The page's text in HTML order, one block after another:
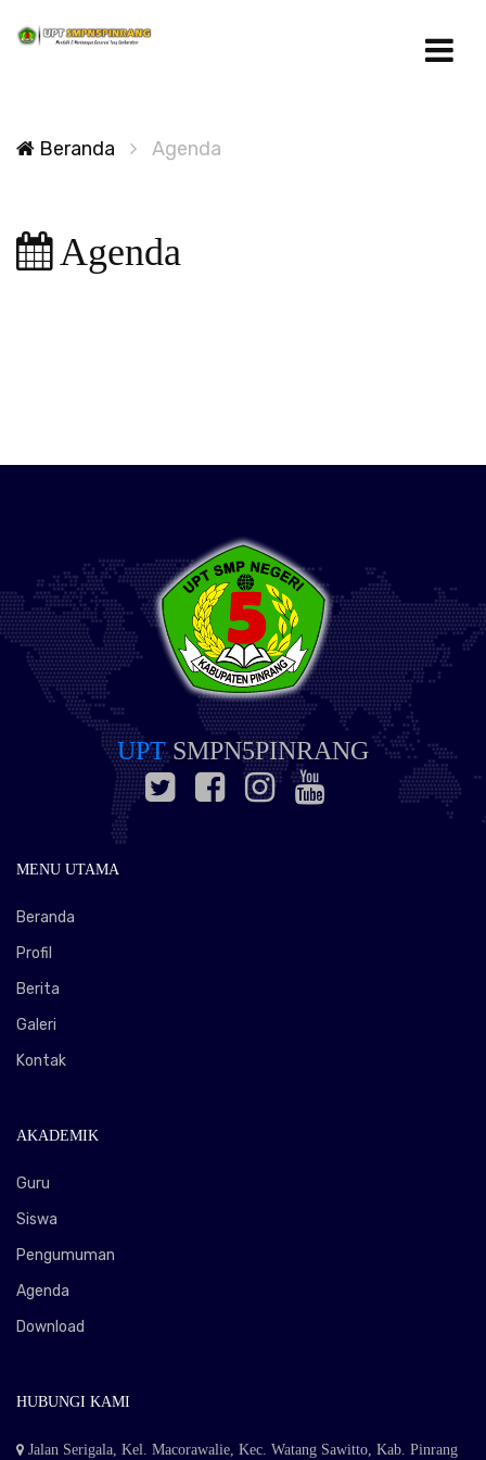
Beranda Agenda
Agenda
UPTSMPN5PINRANG
MENU UTAMA
Beranda
Profil
Berita
Galeri
Kontak
AKADEMIK
Guru
Siswa
Pengumuman
Agenda
Download
HUBUNGI KAMI
Jalan Serigala, Kel. Macorawalie, Kec. Watang Sawitto, Kab. Pinrang